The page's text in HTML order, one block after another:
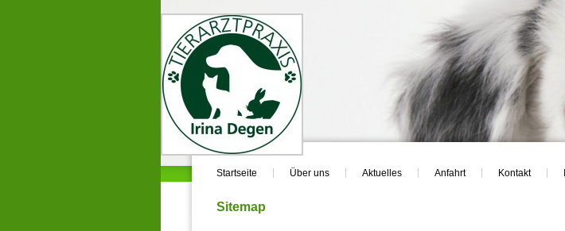
Startseite Über uns Aktuelles Anfahrt Kontakt
Sitemap